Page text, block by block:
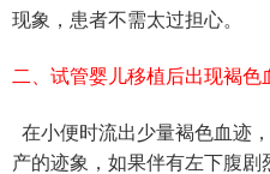
现象，患者不需太过担心。
二、 试管婴儿移植后出现褐色
在小便时流出少量褐色血迹
产的迹象，如果伴有左下腹